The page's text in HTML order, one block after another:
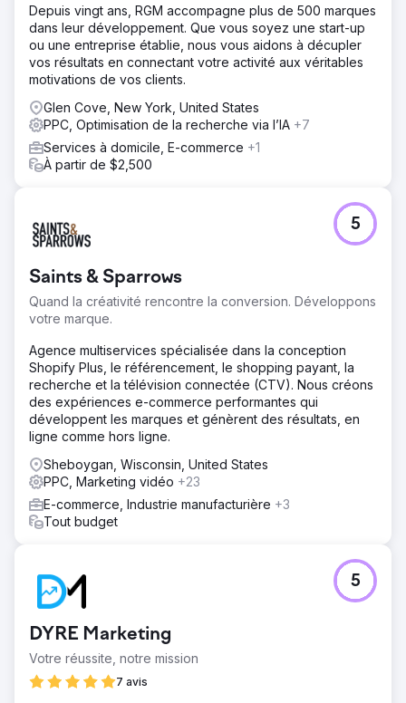
Depuis vingt ans, RGM accompagne plus de 500 marques
dans leur développement. Que vous soyez une start-up
ou une entreprise établie, nous vous aidons à décupler
vos résultats en connectant votre activité aux véritables
motivations de vos clients.
Glen Cove, New York, United States
PPC, Optimisation de la recherche via l’IA +7
Services à domicile, E-commerce +1
À partir de $2,500
Saints & Sparrows
Quand la créativité rencontre la conversion. Développons
votre marque.
5
Agence multiservices spécialisée dans la conception
Shopify Plus, le référencement, le shopping payant, la
recherche et la télévision connectée (CTV). Nous créons
des expériences e-commerce performantes qui
développent les marques et génèrent des résultats, en
ligne comme hors ligne.
Sheboygan, Wisconsin, United States
PPC, Marketing vidéo +23
E-commerce, Industrie manufacturière +3
Tout budget
DYRE Marketing
Votre réussite, notre mission
7 avis
5